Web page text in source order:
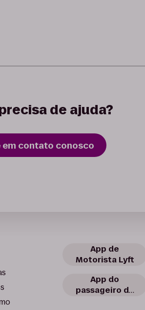
de ajuda?
em contato conosco
App de
Motorista Lyft
App do
passageiro da